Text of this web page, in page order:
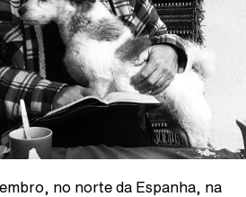
no norte da Espanha, na